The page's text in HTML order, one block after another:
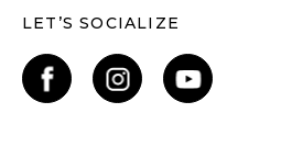
LET’S SOCIALIZE